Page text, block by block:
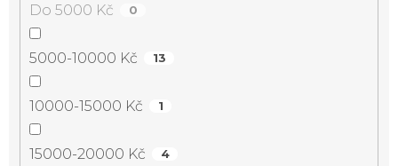
Do 5000 Kč 0
5000-10000 Kč 13
10000-15000 Kč 1
15000-20000 Kč 4